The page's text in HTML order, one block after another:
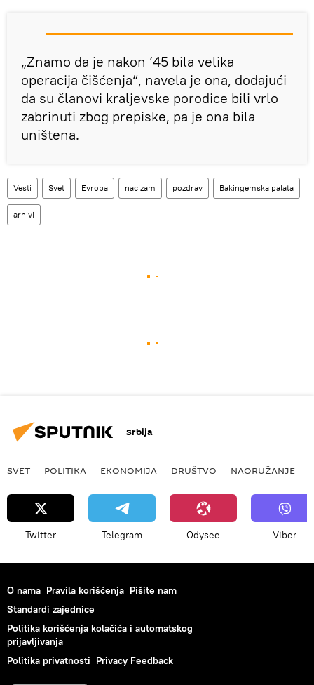
„Znamo da je nakon ’45 bila velika
operacija čišćenja“, navela je ona, dodajući
da su članovi kraljevske porodice bili vrlo
zabrinuti zbog prepiske, pa je ona bila
uništena.
Vesti Svet Evropa nacizam pozdrav Bakingemska palata
arhivi
Srbija
SVET POLITIKA EKONOMIJA DRUŠTVO NAORUŽANJE
Twitter Telegram Odysee Viber
O nama Pravila korišćenja Pišite nam
Standardi zajednice
Politika korišćenja kolačića i automatskog
prijavljivanja
Politika privatnosti Privacy Feedback